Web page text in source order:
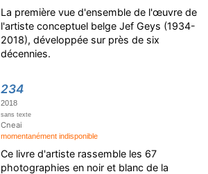
La première vue d'ensemble de l'œuvre de
l'artiste conceptuel belge Jef Geys (1934-
2018), développée sur près de six
décennies.
234
2018
sans texte
Cneai
momentanément indisponible
Ce livre d'artiste rassemble les 67
photographies en noir et blanc de la